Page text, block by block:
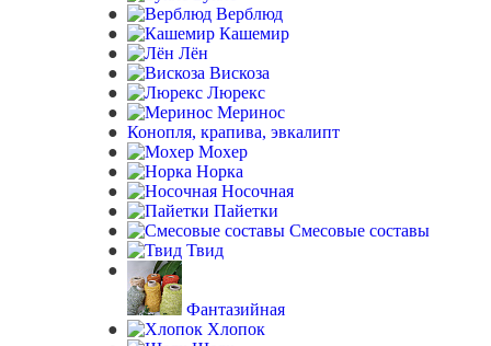
Верблюд
Кашемир
Лён
Вискоза
Люрекс
Меринос
Конопля, крапива, эвкалипт
Мохер
Норка
Носочная
Пайетки
Смесовые составы
Твид
Фантазийная
Хлопок